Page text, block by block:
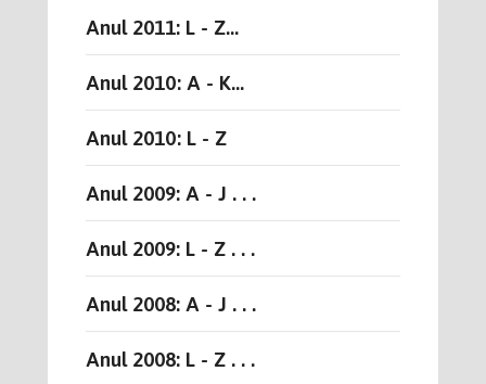
Anul 2011: L - Z...
Anul 2010: A - K...
Anul 2010: L - Z
Anul 2009: A - J . . .
Anul 2009: L - Z . . .
Anul 2008: A - J . . .
Anul 2008: L - Z . . .